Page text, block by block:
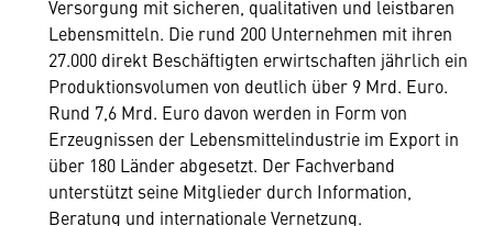
Versorgung mit sicheren, qualitativen und leistbaren
Lebensmitteln. Die rund 200 Unternehmen mit ihren
27.000 direkt Beschäftigten erwirtschaften jährlich ein
Produktionsvolumen von deutlich über 9 Mrd. Euro.
Rund 7,6 Mrd. Euro davon werden in Form von
Erzeugnissen der Lebensmittelindustrie im Export in
über 180 Länder abgesetzt. Der Fachverband
unterstützt seine Mitglieder durch Information,
Beratung und internationale Vernetzung.